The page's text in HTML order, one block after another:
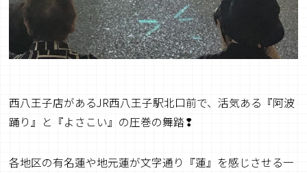
西八王子店があるJR西八王子駅北口前で、活気ある『阿波
踊り』と『よさこい』の圧巻の舞踏❢
各地区の有名蓮や地元蓮が文字通り『蓮』を感じさせる一